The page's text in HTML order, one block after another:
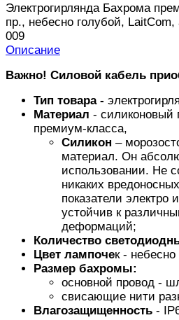
Электрогирлянда Бахрома
пр., небесно голубой, LaitCom,
009
Описание
Важно! Силовой кабель
Тип товара -
Материал - силиконовый
премиум-класса,
Силикон –
материал. Он
использовании. Не
никаких
показатели электро
устойчив к
деформаций;
Количество
Цвет лампочек - небесно
Размер бахромы:
основной провод -
свисающие нити
Влагозащищенность -